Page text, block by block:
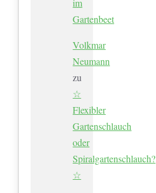
im
Gartenbeet
Volkmar
Neumann
zu
☆
Flexibler
Gartenschlauch
oder
Spiralgartenschlauch?
☆